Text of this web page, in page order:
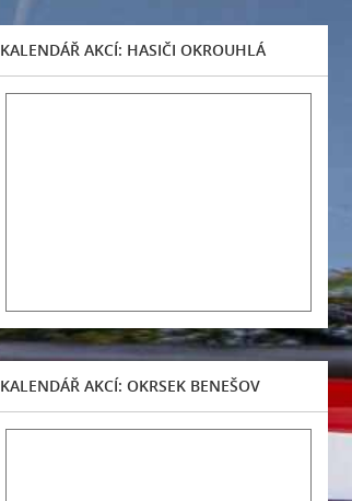
KALENDÁŘ AKCÍ: HASIČI OKROUHLÁ
KALENDÁŘ AKCÍ: OKRSEK BENEŠOV